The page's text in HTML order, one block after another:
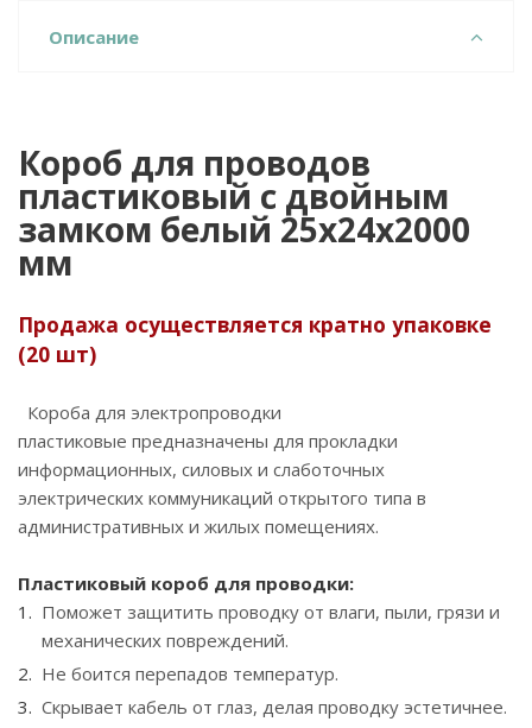
Описание
Короб для проводов
пластиковый с двойным
замком белый 25х24х2000
мм
Продажа осуществляется кратно упаковке
(20 шт)
Короба для электропроводки
пластиковые предназначены для прокладки
информационных, силовых и слаботочных
электрических коммуникаций открытого типа в
административных и жилых помещениях.
Пластиковый короб для проводки:
Поможет защитить проводку от влаги, пыли, грязи и
механических повреждений.
Не боится перепадов температур.
Скрывает кабель от глаз, делая проводку эстетичнее.